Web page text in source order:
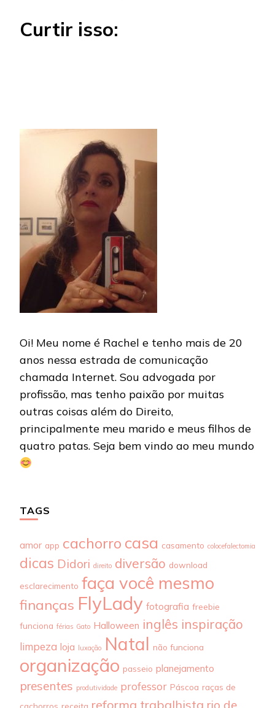
Curtir isso:
Oi! Meu nome é Rachel e tenho mais de 20
anos nessa estrada de comunicação
chamada Internet. Sou advogada por
profissão, mas tenho paixão por muitas
outras coisas além do Direito,
principalmente meu marido e meus filhos de
quatro patas. Seja bem vindo ao meu mundo
TAGS
amor app cachorro casa casamento colocefalectomia
dicas Didori direito diversão download
esclarecimento faça você mesmo
finanças FlyLady fotografia freebie
funciona férias Gato Halloween inglês inspiração
limpeza loja luxação Natal não funciona
organização passeio planejamento
presentes produtividade professor Páscoa raças de
reforma trabalhista rio de